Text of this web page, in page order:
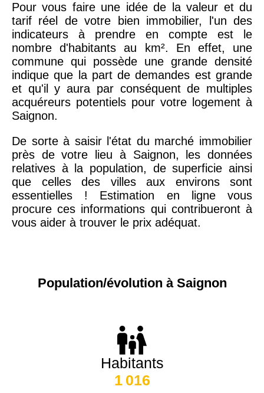
Pour vous faire une idée de la valeur et du
tarif réel de votre bien immobilier, l'un des
indicateurs à prendre en compte est le
nombre d'habitants au km². En effet, une
commune qui possède une grande densité
indique que la part de demandes est grande
et qu'il y aura par conséquent de multiples
acquéreurs potentiels pour votre logement à
Saignon.
De sorte à saisir l'état du marché immobilier
près de votre lieu à Saignon, les données
relatives à la population, de superficie ainsi
que celles des villes aux environs sont
essentielles ! Estimation en ligne vous
procure ces informations qui contribueront à
vous aider à trouver le prix adéquat.
Population/évolution à Saignon
Habitants
1 016